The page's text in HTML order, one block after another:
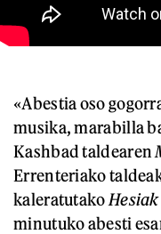
«Abestia oso
musika, marabilla
Kashbad taldearen
Errenteriako
kaleratutako
minutuko abesti